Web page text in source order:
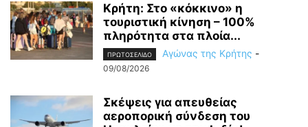
Κρήτη: Στο «κόκκινο» η
τουριστική κίνηση – 100%
πληρότητα στα πλοία...
ΠΡΩΤΟΣΕΛΙΔΟ Αγώνας της Κρήτης -
09/08/2026
Σκέψεις για απευθείας
αεροπορική σύνδεση του